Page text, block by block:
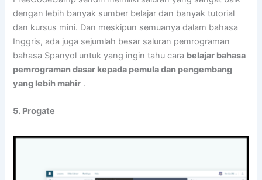
dengan lebih banyak sumber belajar dan banyak tutorial
dan kursus mini. Dan meskipun semuanya dalam bahasa
Inggris, ada juga sejumlah besar saluran pemrograman
bahasa Spanyol untuk yang ingin tahu cara belajar bahasa
pemrograman dasar kepada pemula dan pengembang
yang lebih mahir .
5. Progate